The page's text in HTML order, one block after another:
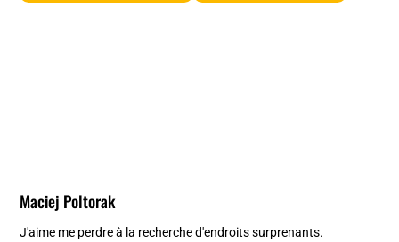
Maciej Poltorak
J'aime me perdre à la recherche d'endroits surprenants.